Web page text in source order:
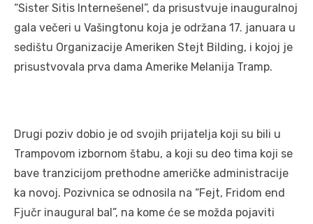
“Sister Sitis Internešenel”, da prisustvuje inauguralnoj
gala večeri u Vašingtonu koja je održana 17. januara u
sedištu Organizacije Ameriken Stejt Bilding, i kojoj je
prisustvovala prva dama Amerike Melanija Tramp.
Drugi poziv dobio je od svojih prijatelja koji su bili u
Trampovom izbornom štabu, a koji su deo tima koji se
bave tranzicijom prethodne američke administracije
ka novoj. Pozivnica se odnosila na “Fejt, Fridom end
Fjučr inaugural bal”, na kome će se možda pojaviti